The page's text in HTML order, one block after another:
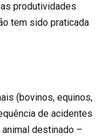
produtividades
tem sido praticada
(bovinos, equinos,
de acidentes
destinado –